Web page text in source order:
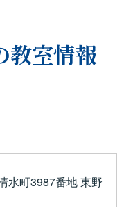
教室情報
水町3987番地 東野